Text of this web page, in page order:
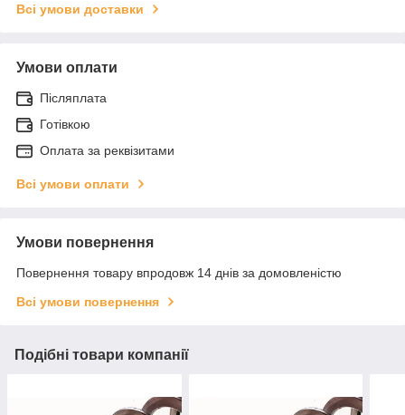
Всі умови доставки
Умови оплати
Післяплата
Готівкою
Оплата за реквізитами
Всі умови оплати
Умови повернення
Повернення товару впродовж 14 днів за домовленістю
Всі умови повернення
Подібні товари компанії